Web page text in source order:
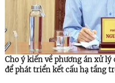
Cho ý kiến về phương án xử lý
để phát triển kết cấu hạ tầng